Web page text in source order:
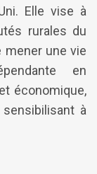
Elle vise à
rurales du
mener une vie
en
économique,
à